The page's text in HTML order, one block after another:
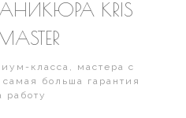
KRIS
класса, мастера с
больша гарантия
работу